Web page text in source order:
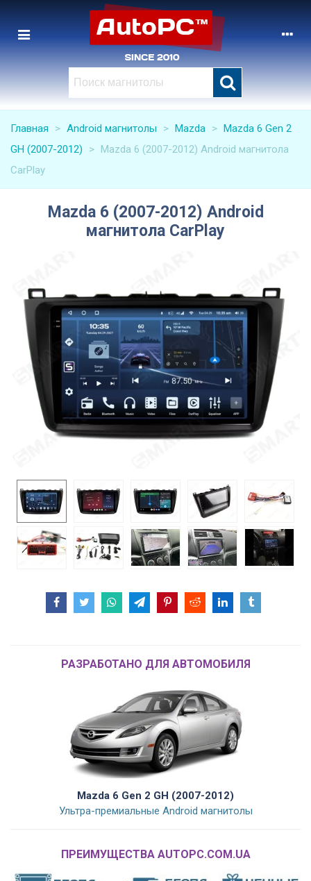
Главная > Android магнитолы > Mazda > Mazda 6 Gen 2
GH (2007-2012)
> Mazda 6 (2007-2012) Android магнитола
CarPlay
Mazda 6 (2007-2012) Android
магнитола CarPlay
РАЗРАБОТАНО ДЛЯ АВТОМОБИЛЯ
Mazda 6 Gen 2 GH (2007-2012)
Ультра-премиальные Android магнитолы
ПРЕИМУЩЕСТВА AUTOPC.COM.UA